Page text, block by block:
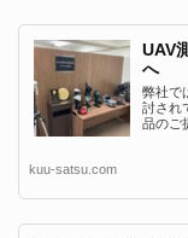
UAV
へ
弊社で
討され
品のご
kuu-satsu.com